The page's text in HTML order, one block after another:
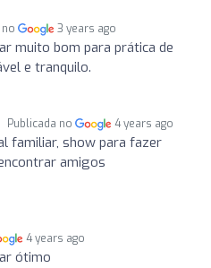
3 years ago
muito bom para prática de
e tranquilo.
Publicada no 4 years ago
familiar, show para fazer
amigos
4 years ago
ótimo